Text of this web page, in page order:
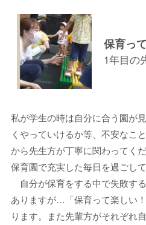
保育っ
1年目の
私が学生の時は自分に合う園が
くやっていけるか等、不安なこ
から先生方が丁寧に関わってく
保育園で充実した毎日を過ごして
自分が保育をする中で失敗す
ありますが…「保育って楽しい
ります。また先輩方がそれぞれ